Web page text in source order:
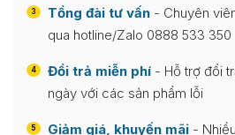
3 Tổng đài tư vấn - Chuyên
qua hotline/Zalo 0888 533 350
4 Đổi trả miễn phí - Hỗ trợ đổi
ngày với các sản phẩm lỗi
5 Giảm giá, khuyến mãi -